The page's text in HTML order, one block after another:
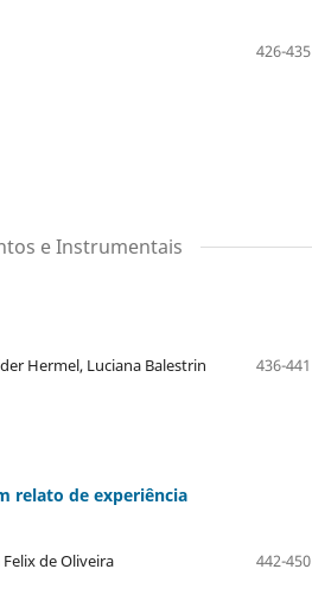
426-435
e Instrumentais
Hermel, Luciana Balestrin
436-441
relato de experiência
de Oliveira
442-450